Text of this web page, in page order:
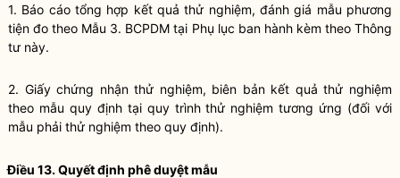
1. Báo cáo tổng hợp kết quả thử nghiệm, đánh giá mẫu phương
tiện đo theo Mẫu 3. BCPDM tại Phụ lục ban hành kèm theo Thông
tư này.
2. Giấy chứng nhận thử nghiệm, biên bản kết quả thử nghiệm
theo mẫu quy định tại quy trình thử nghiệm tương ứng (đối với
mẫu phải thử nghiệm theo quy định).
Điều 13. Quyết định phê duyệt mẫu